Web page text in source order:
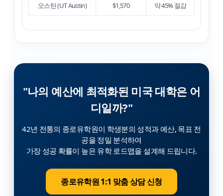
오스틴 (UT Austin) $1,570 약 45% 절감
"나의 예산에 최적화된 미국 대학은 어
디일까?"
42년 전통의 종로유학원이 학생분의 성적과 예산, 목표 전
공을 정밀 분석하여
가장 성공 확률이 높은 유학 로드맵을 설계해 드립니다.
종로유학원 1:1 맞춤 상담 신청